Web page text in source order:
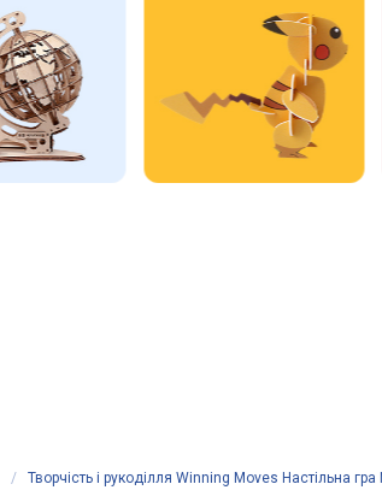
/ Творчість і рукоділля Winning Moves Настільна